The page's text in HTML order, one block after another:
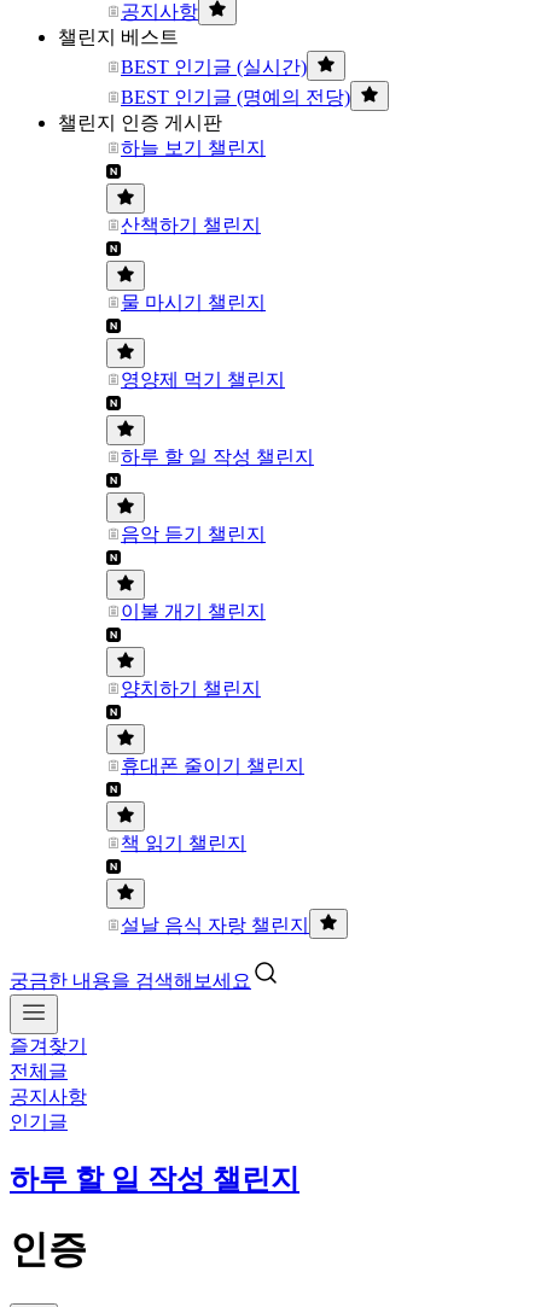
공지사항
챌린지 베스트
BEST 인기글 (실시간)
BEST 인기글 (명예의 전당)
챌린지 인증 게시판
하늘 보기 챌린지
산책하기 챌린지
물 마시기 챌린지
영양제 먹기 챌린지
하루 할 일 작성 챌린지
음악 듣기 챌린지
이불 개기 챌린지
양치하기 챌린지
휴대폰 줄이기 챌린지
책 읽기 챌린지
설날 음식 자랑 챌린지
궁금한 내용을 검색해보세요
즐겨찾기
전체글
공지사항
인기글
하루 할 일 작성 챌린지
인증